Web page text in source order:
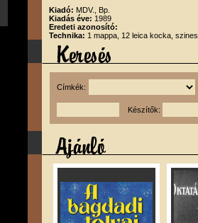
Kiadó: MDV., Bp.
Kiadás éve: 1989
Eredeti azonosító:
Technika: 1 mappa, 12 leica kocka, szines
Címkék:
Készítők: